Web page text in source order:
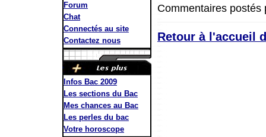
Forum
Chat
Connectés au site
Contactez nous
Infos Bac 2009
Les sections du Bac
Mes chances au Bac
Les perles du bac
Votre horoscope
Commentaires postés
Retour à l'accueil